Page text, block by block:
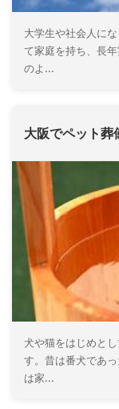
大学生や社会人に
て家庭を持ち、長
のよ...
大阪でペット葬
犬や猫をはじめと
す。昔は番犬であ
は家...